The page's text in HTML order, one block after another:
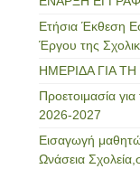
Ετήσια Έκθεση
Έργου της
ΗΜΕΡΙΔΑ ΓΙΑ
Προετοιμασία
2026-2027
Εισαγωγή
Ωνάσεια